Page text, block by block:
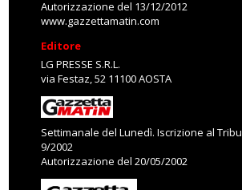
Autorizzazione del 13/12/2012
www.gazzettamatin.com
Editore
LG PRESSE S.R.L.
via Festaz, 52 11100 AOSTA
Settimanale del Lunedì. Iscrizione al
9/2002
Autorizzazione del 20/05/2002